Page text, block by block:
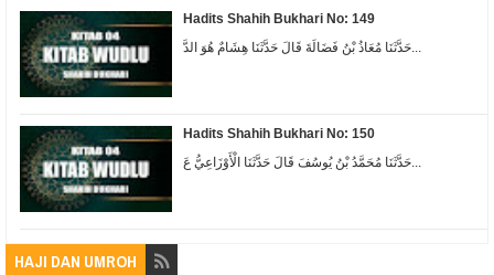
Hadits Shahih Bukhari No: 149
حَدَّثَنَا مُعَاذُ بْنُ فَضَالَةَ قَالَ حَدَّثَنَا هِشَامٌ هُوَ الدَّ...
Hadits Shahih Bukhari No: 150
حَدَّثَنَا مُحَمَّدُ بْنُ يُوسُفَ قَالَ حَدَّثَنَا الْأَوْزَاعِيُّ عَ...
HAJI DAN UMROH